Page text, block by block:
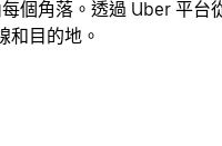
個角落。透過 Uber 平台
和目的地。